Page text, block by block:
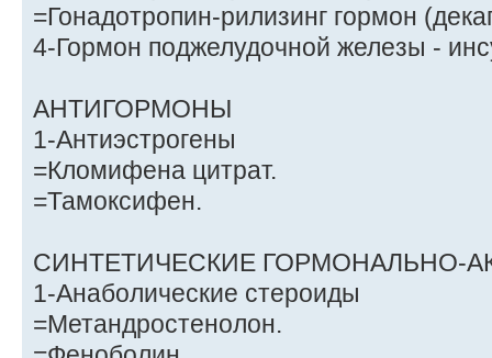
=Гонадотропин-рилизинг гормон
4-Гормон поджелудочной железы -
АНТИГОРМОНЫ
1-Антиэстрoгены
=Кломифена цитрат.
=Тамоксифен.
СИНТЕТИЧЕСКИЕ ГОРМОНАЛЬНО-
1-Анаболические стероиды
=Метандростенолон.